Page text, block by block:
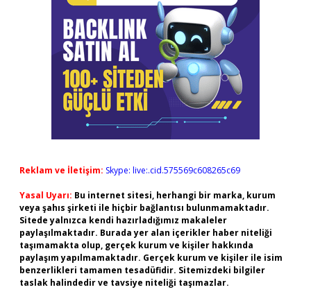
Reklam ve İletişim: Skype: live:.cid.575569c608265c69
Yasal Uyarı: Bu internet sitesi, herhangi bir marka, kurum
veya şahıs şirketi ile hiçbir bağlantısı bulunmamaktadır.
Sitede yalnızca kendi hazırladığımız makaleler
paylaşılmaktadır. Burada yer alan içerikler haber niteliği
taşımamakta olup, gerçek kurum ve kişiler hakkında
paylaşım yapılmamaktadır. Gerçek kurum ve kişiler ile isim
benzerlikleri tamamen tesadüfidir. Sitemizdeki bilgiler
taslak halindedir ve tavsiye niteliği taşımazlar.